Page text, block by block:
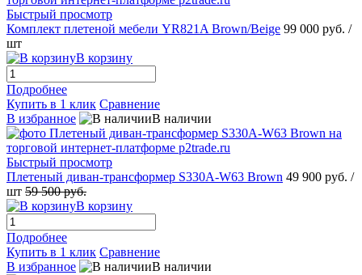
Быстрый просмотр
Комплект плетеной мебели YR821A Brown/Beige 99 000 руб. /
шт
В корзину
Подробнее
Купить в 1 клик Сравнение
В избранное
В наличии
Быстрый просмотр
Плетеный диван-трансформер S330A-W63 Brown 49 900 руб. /
шт 59 500 руб.
В корзину
Подробнее
Купить в 1 клик Сравнение
В избранное
В наличии